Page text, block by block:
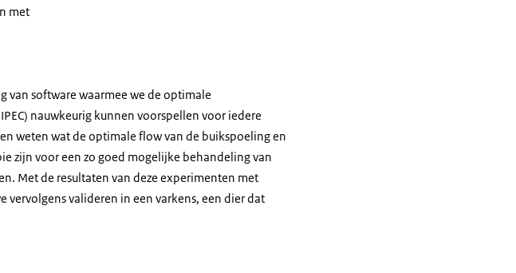
met
van software waarmee we de optimale
nauwkeurig kunnen voorspellen voor iedere
weten wat de optimale flow van de buikspoeling en
zijn voor een zo goed mogelijke behandeling van
Met de resultaten van deze experimenten met
valideren in een varkens, een dier dat